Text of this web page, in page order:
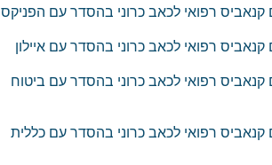
קנאביס רפואי לכאב כרוני בהסדר עם הפניקס
רפואי לכאב כרוני בהסדר עם איילון
רפואי לכאב כרוני בהסדר עם ביטוח
קנאביס רפואי לכאב כרוני בהסדר עם כללית